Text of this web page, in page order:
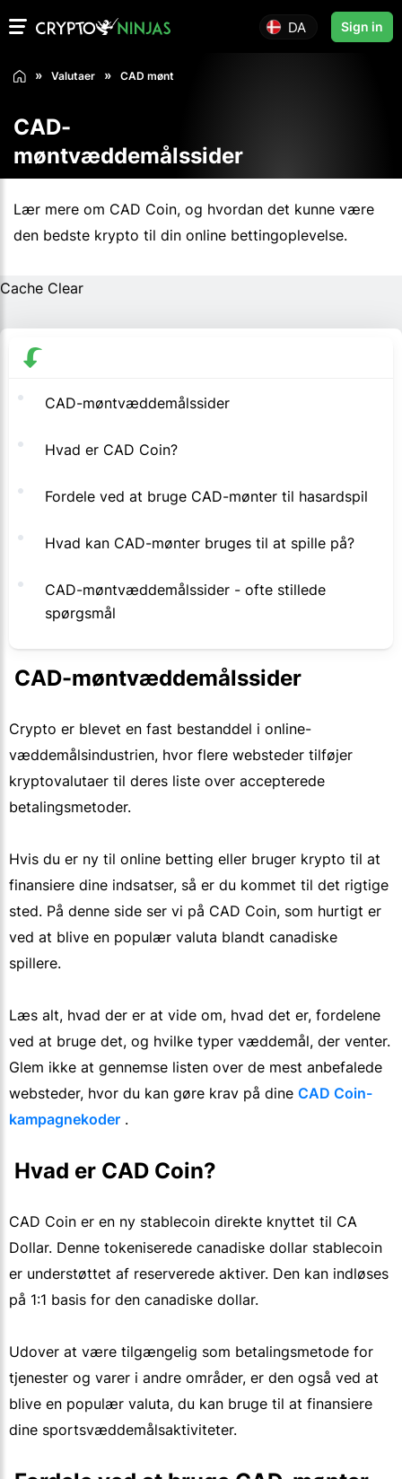
DA Sign in
Valutaer CAD mønt
CAD-
møntvæddemålssider
Lær mere om CAD Coin, og hvordan det kunne være
den bedste krypto til din online bettingoplevelse.
Cache Clear
CAD-møntvæddemålssider
Hvad er CAD Coin?
Fordele ved at bruge CAD-mønter til hasardspil
Hvad kan CAD-mønter bruges til at spille på?
CAD-møntvæddemålssider - ofte stillede
spørgsmål
CAD-møntvæddemålssider
Crypto er blevet en fast bestanddel i online-
væddemålsindustrien, hvor flere websteder tilføjer
kryptovalutaer til deres liste over accepterede
betalingsmetoder.
Hvis du er ny til online betting eller bruger krypto til at
finansiere dine indsatser, så er du kommet til det rigtige
sted. På denne side ser vi på CAD Coin, som hurtigt er
ved at blive en populær valuta blandt canadiske
spillere.
Læs alt, hvad der er at vide om, hvad det er, fordelene
ved at bruge det, og hvilke typer væddemål, der venter.
Glem ikke at gennemse listen over de mest anbefalede
websteder, hvor du kan gøre krav på dine CAD Coin-
kampagnekoder .
Hvad er CAD Coin?
CAD Coin er en ny stablecoin direkte knyttet til CA
Dollar. Denne tokeniserede canadiske dollar stablecoin
er understøttet af reserverede aktiver. Den kan indløses
på 1:1 basis for den canadiske dollar.
Udover at være tilgængelig som betalingsmetode for
tjenester og varer i andre områder, er den også ved at
blive en populær valuta, du kan bruge til at finansiere
dine sportsvæddemålsaktiviteter.